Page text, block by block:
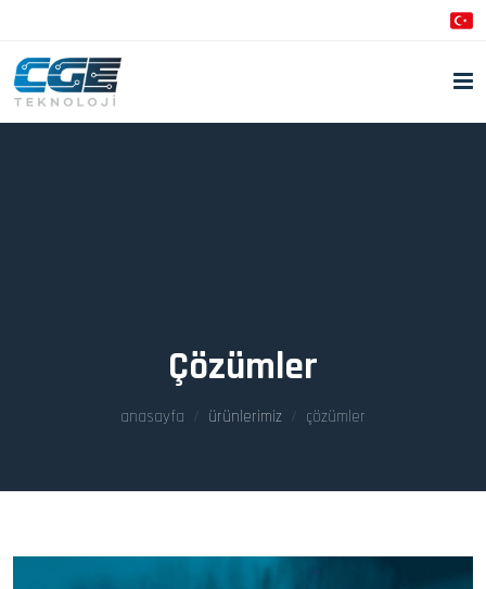
Çözümler
anasayfa ürünlerimiz çözümler